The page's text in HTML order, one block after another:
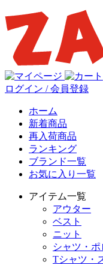
ログイン / 会員登録
ホーム
新着商品
再入荷商品
ランキング
ブランド一覧
お気に入り一覧
アイテム一覧
アウター
ベスト
ニット
シャツ・
Tシャツ・